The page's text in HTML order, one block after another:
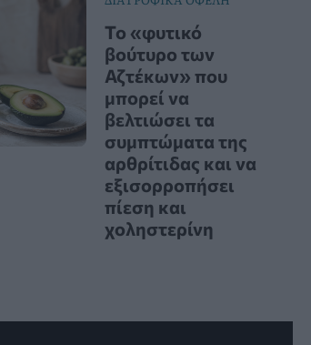
Το «φυτικό
βούτυρο των
Αζτέκων» που
μπορεί να
βελτιώσει τα
συμπτώματα της
αρθρίτιδας και να
εξισορροπήσει
πίεση και
χοληστερίνη